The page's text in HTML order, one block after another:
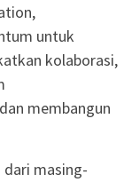
untuk
kolaborasi,
membangun
dari masing-